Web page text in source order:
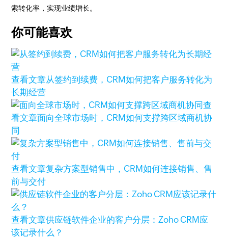
索转化率，实现业绩增长。
你可能喜欢
查看文章从签约到续费，CRM如何把客户服务转化为
长期经营
查
看文章面向全球市场时，CRM如何支撑跨区域商机协
同
查看文章复杂方案型销售中，CRM如何连接销售、售
前与交付
查看文章供应链软件企业的客户分层：Zoho CRM应
该记录什么？